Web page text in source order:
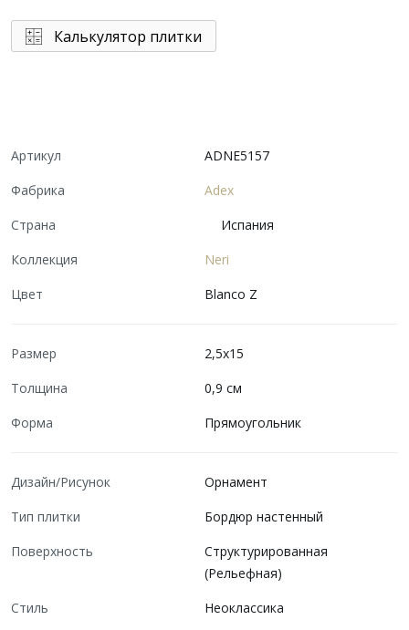
Калькулятор плитки
Артикул
ADNE5157
Фабрика
Adex
Страна
Испания
Коллекция
Neri
Цвет
Blanco Z
Размер
2,5x15
Толщина
0,9 см
Форма
Прямоугольник
Дизайн/Рисунок
Орнамент
Тип плитки
Бордюр настенный
Поверхность
Структурированная
(Рельефная)
Стиль
Неоклассика